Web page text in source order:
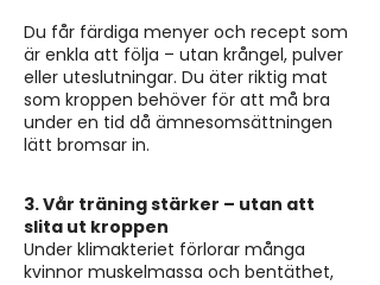
Du får färdiga menyer och recept som
är enkla att följa – utan krångel, pulver
eller uteslutningar. Du äter riktig mat
som kroppen behöver för att må bra
under en tid då ämnesomsättningen
lätt bromsar in.
3. Vår träning stärker – utan att
slita ut kroppen
Under klimakteriet förlorar många
kvinnor muskelmassa och bentäthet,